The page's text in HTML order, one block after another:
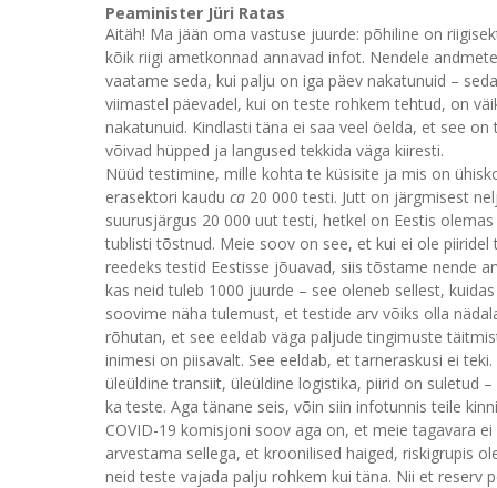
Peaminister Jüri Ratas
Aitäh! Ma jään oma vastuse juurde: põhiline on
kõik riigi ametkonnad annavad infot. Nendele
vaatame seda, kui palju on iga päev nakatunuid –
viimastel päevadel, kui on teste rohkem tehtud, on
nakatunuid. Kindlasti täna ei saa veel öelda, et see
võivad hüpped ja langused tekkida väga kiiresti.
Nüüd testimine, mille kohta te küsisite ja mis on
erasektori kaudu ca 20 000 testi. Jutt on järgmisest
suurusjärgus 20 000 uut testi, hetkel on Eestis
tublisti tõstnud. Meie soov on see, et kui ei ole
reedeks testid Eestisse jõuavad, siis tõstame nende
kas neid tuleb 1000 juurde – see oleneb sellest,
soovime näha tulemust, et testide arv võiks olla
rõhutan, et see eeldab väga paljude tingimuste
inimesi on piisavalt. See eeldab, et tarneraskusi ei
üleüldine transiit, üleüldine logistika, piirid on suletud
ka teste. Aga tänane seis, võin siin infotunnis teile
COVID-19 komisjoni soov aga on, et meie tagavara
arvestama sellega, et kroonilised haiged, riskigrupis
neid teste vajada palju rohkem kui täna. Nii et